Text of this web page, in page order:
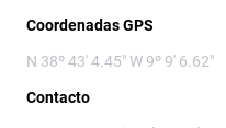
Coordenadas GPS
N 38º 43' 4.45" W 9º 9' 6.62"
Contacto